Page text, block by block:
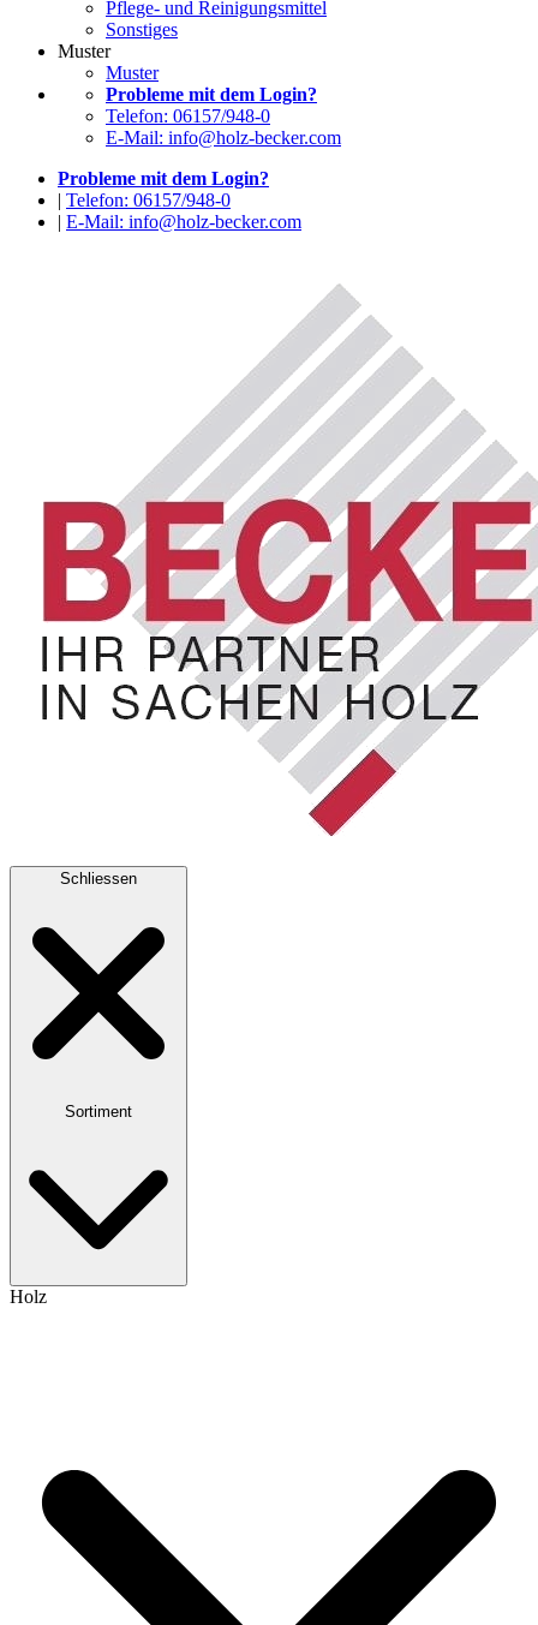
Pflege- und Reinigungsmittel
Sonstiges
Muster
Muster
Probleme mit dem Login?
Telefon: 06157/948-0
E-Mail: info@holz-becker.com
Probleme mit dem Login?
| Telefon: 06157/948-0
| E-Mail: info@holz-becker.com
Schliessen
Sortiment
Holz